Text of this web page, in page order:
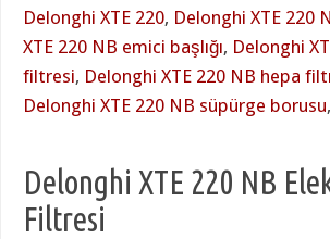
Delonghi XTE 220, Delonghi XTE 220
XTE 220 NB emici başlığı, Delonghi
filtresi, Delonghi XTE 220 NB hepa
Delonghi XTE 220 NB süpürge borusu,
Delonghi XTE 220 NB
Filtresi